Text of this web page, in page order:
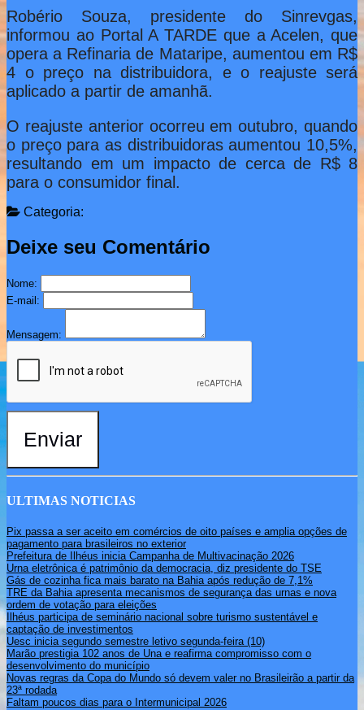
Robério Souza, presidente do Sinrevgas,
informou ao Portal A TARDE que a Acelen, que
opera a Refinaria de Mataripe, aumentou em R$
4 o preço na distribuidora, e o reajuste será
aplicado a partir de amanhã.
O reajuste anterior ocorreu em outubro, quando
o preço para as distribuidoras aumentou 10,5%,
resultando em um impacto de cerca de R$ 8
para o consumidor final.
Categoria:
Deixe seu Comentário
Nome:
E-mail:
Mensagem:
Enviar
ULTIMAS NOTICIAS
Pix passa a ser aceito em comércios de oito países e amplia opções de
pagamento para brasileiros no exterior
Prefeitura de Ilhéus inicia Campanha de Multivacinação 2026
Urna eletrônica é patrimônio da democracia, diz presidente do TSE
Gás de cozinha fica mais barato na Bahia após redução de 7,1%
TRE da Bahia apresenta mecanismos de segurança das urnas e nova
ordem de votação para eleições
Ilhéus participa de seminário nacional sobre turismo sustentável e
captação de investimentos
Uesc inicia segundo semestre letivo segunda-feira (10)
Marão prestigia 102 anos de Una e reafirma compromisso com o
desenvolvimento do município
Novas regras da Copa do Mundo só devem valer no Brasileirão a partir da
23ª rodada
Faltam poucos dias para o Intermunicipal 2026